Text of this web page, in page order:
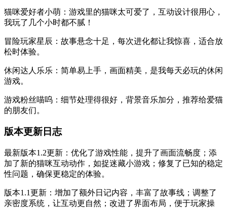
猫咪爱好者小萌：游戏里的猫咪太可爱了，互动设计很用心，
我玩了几个小时都不腻！
冒险玩家星辰：故事悬念十足，每次进化都让我惊喜，适合放
松时体验。
休闲达人乐乐：简单易上手，画面精美，是我每天必玩的休闲
游戏。
游戏粉丝喵呜：细节处理得很好，背景音乐加分，推荐给爱猫
的朋友们。
版本更新日志
最新版本1.2更新：优化了游戏性能，提升了画面流畅度；添
加了新的猫咪互动动作，如捉迷藏小游戏；修复了已知的稳定
性问题，确保更稳定的体验。
版本1.1更新：增加了额外日记内容，丰富了故事线；调整了
亲密度系统，让互动更自然；改进了界面布局，便于玩家操